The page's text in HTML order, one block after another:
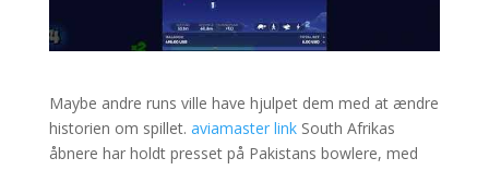
Maybe andre runs ville have hjulpet dem med at ændre
historien om spillet. aviamaster linkSouth Afrikas
åbnere har holdt presset på Pakistans bowlere, med